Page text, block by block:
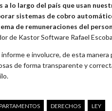
a lo largo del país que usan
sistemas de cobro
de remuneraciones del
de Kastor Software Rafael
e involucre, de esta manera
de forma transparente y
DERECHOS LEY